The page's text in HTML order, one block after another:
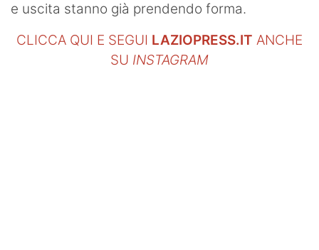
e uscita stanno già prendendo forma.
CLICCA QUI E SEGUI LAZIOPRESS.IT ANCHE
SU INSTAGRAM